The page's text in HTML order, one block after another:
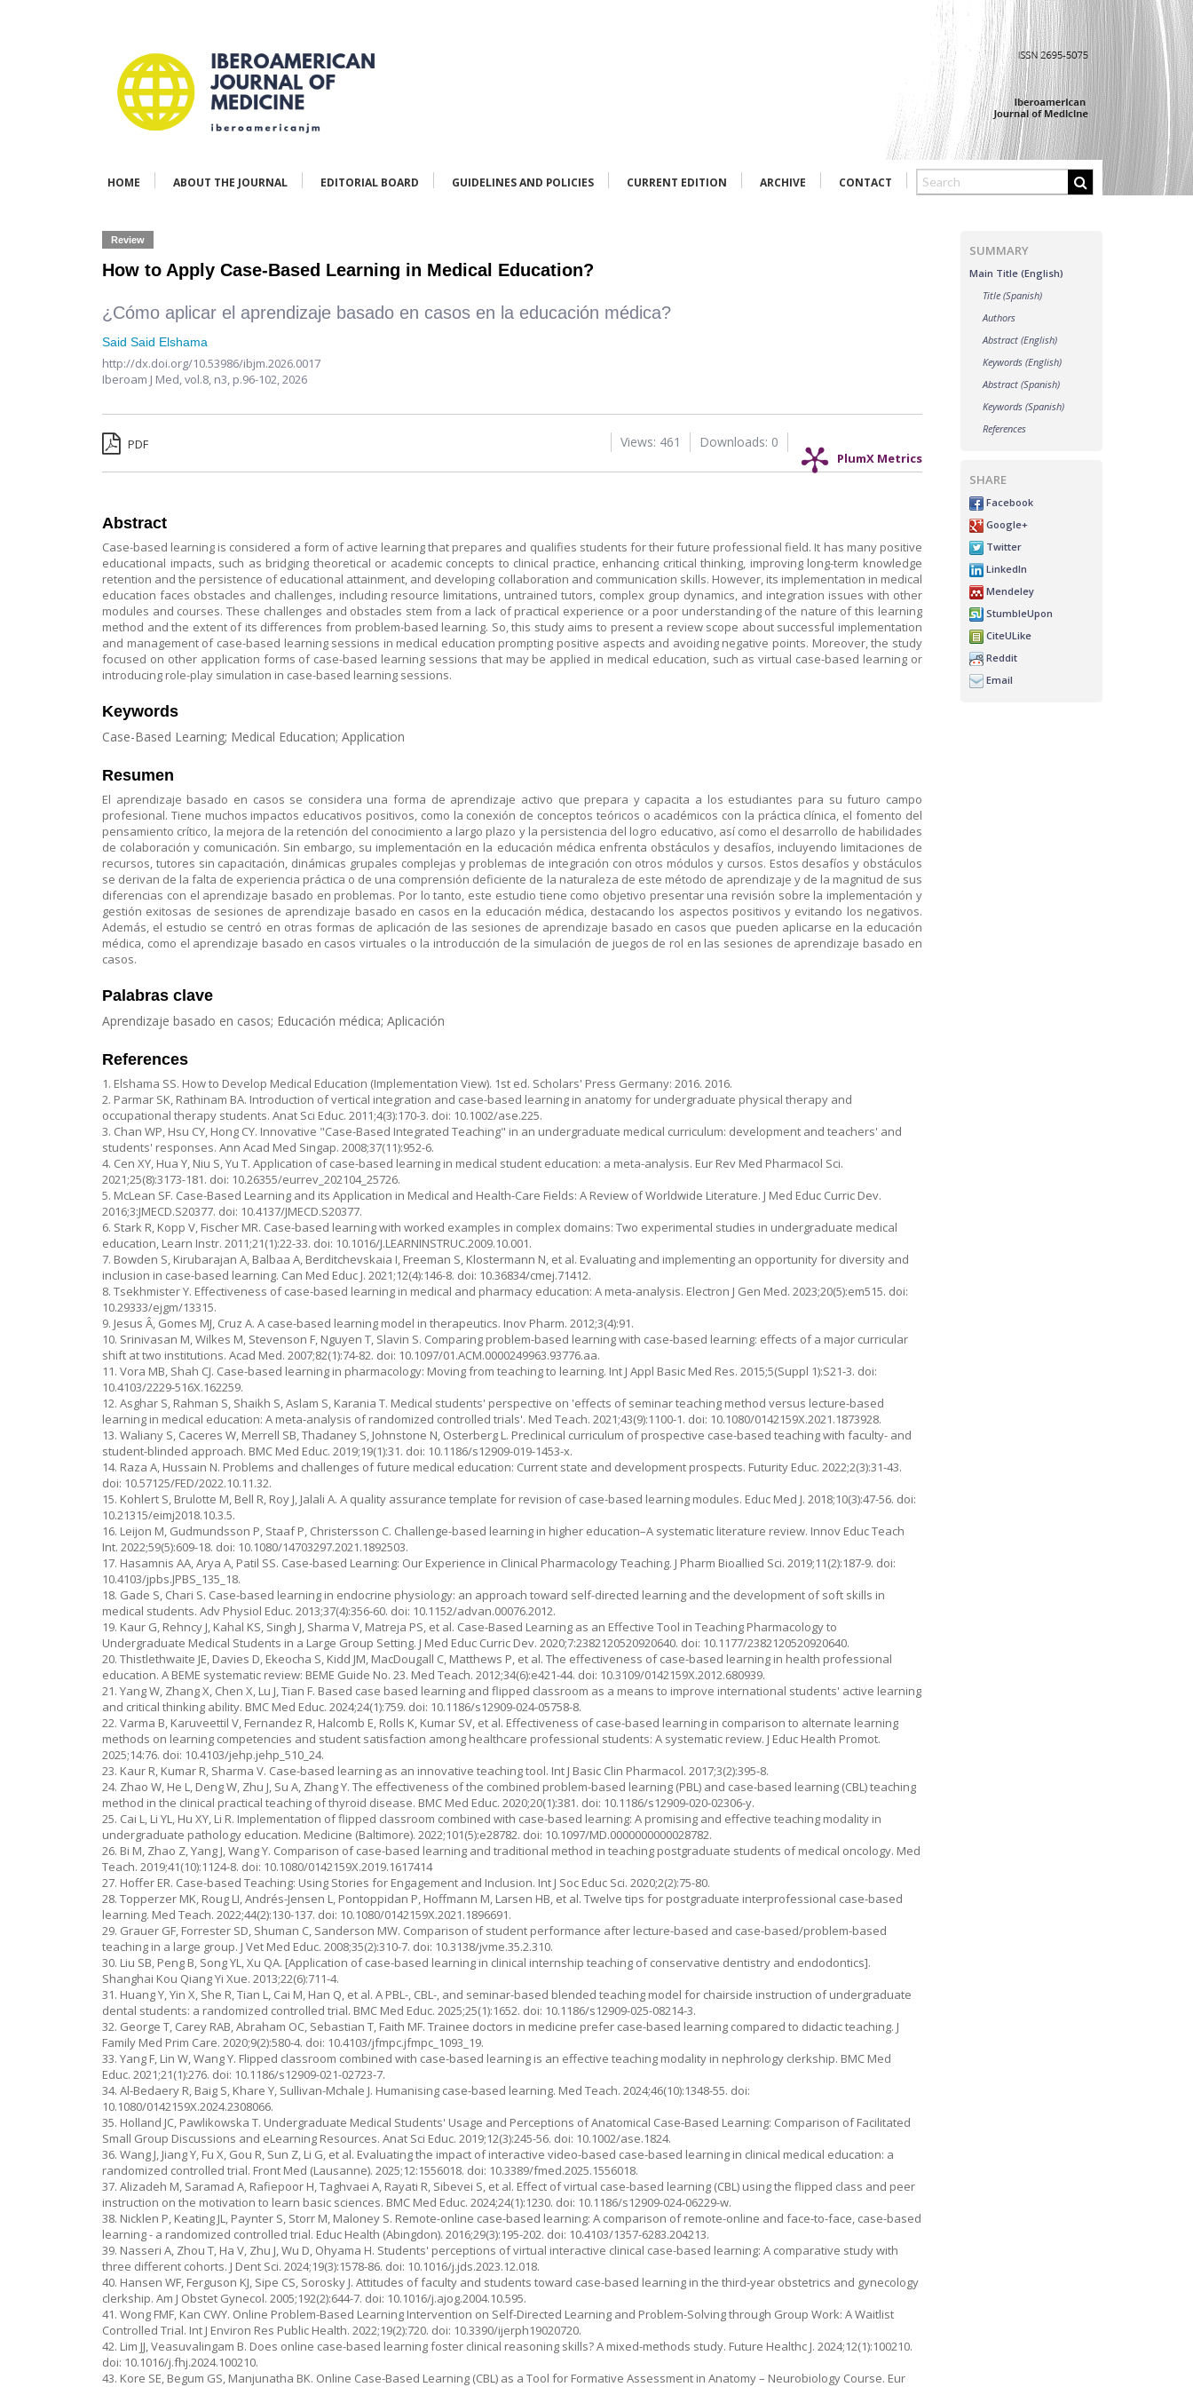
HOME ABOUT THE JOURNAL EDITORIAL BOARD GUIDELINES AND POLICIES CURRENT EDITION ARCHIVE CONTACT
Review
How to Apply Case-Based Learning in Medical Education?
¿Cómo aplicar el aprendizaje basado en casos en la educación médica?
Said Said Elshama
http://dx.doi.org/10.53986/ibjm.2026.0017
Iberoam J Med,vol.8, n3, p.96-102, 2026
PDF
PlumX Metrics
Downloads: 0
Views: 461
Abstract
Case-based learning is considered a form of active learning that prepares and qualifies students for their future professional field. It has many positive
educational impacts, such as bridging theoretical or academic concepts to clinical practice, enhancing critical thinking, improving long-term knowledge
retention and the persistence of educational attainment, and developing collaboration and communication skills. However, its implementation in medical
education faces obstacles and challenges, including resource limitations, untrained tutors, complex group dynamics, and integration issues with other
modules and courses. These challenges and obstacles stem from a lack of practical experience or a poor understanding of the nature of this learning
method and the extent of its differences from problem-based learning. So, this study aims to present a review scope about successful implementation
and management of case-based learning sessions in medical education prompting positive aspects and avoiding negative points. Moreover, the study
focused on other application forms of case-based learning sessions that may be applied in medical education, such as virtual case-based learning or
introducing role-play simulation in case-based learning sessions.
Keywords
Case-Based Learning; Medical Education; Application
Resumen
El aprendizaje basado en casos se considera una forma de aprendizaje activo que prepara y capacita a los estudiantes para su futuro campo
profesional. Tiene muchos impactos educativos positivos, como la conexión de conceptos teóricos o académicos con la práctica clínica, el fomento del
pensamiento crítico, la mejora de la retención del conocimiento a largo plazo y la persistencia del logro educativo, así como el desarrollo de habilidades
de colaboración y comunicación. Sin embargo, su implementación en la educación médica enfrenta obstáculos y desafíos, incluyendo limitaciones de
recursos, tutores sin capacitación, dinámicas grupales complejas y problemas de integración con otros módulos y cursos. Estos desafíos y obstáculos
se derivan de la falta de experiencia práctica o de una comprensión deficiente de la naturaleza de este método de aprendizaje y de la magnitud de sus
diferencias con el aprendizaje basado en problemas. Por lo tanto, este estudio tiene como objetivo presentar una revisión sobre la implementación y
gestión exitosas de sesiones de aprendizaje basado en casos en la educación médica, destacando los aspectos positivos y evitando los negativos.
Además, el estudio se centró en otras formas de aplicación de las sesiones de aprendizaje basado en casos que pueden aplicarse en la educación
médica, como el aprendizaje basado en casos virtuales o la introducción de la simulación de juegos de rol en las sesiones de aprendizaje basado en
casos.
Palabras clave
Aprendizaje basado en casos; Educación médica; Aplicación
References
1. Elshama SS. How to Develop Medical Education (Implementation View). 1st ed. Scholars' Press Germany: 2016. 2016.
2. Parmar SK, Rathinam BA. Introduction of vertical integration and case-based learning in anatomy for undergraduate physical therapy and
occupational therapy students. Anat Sci Educ. 2011;4(3):170-3. doi: 10.1002/ase.225.
3. Chan WP, Hsu CY, Hong CY. Innovative "Case-Based Integrated Teaching" in an undergraduate medical curriculum: development and teachers' and
students' responses. Ann Acad Med Singap. 2008;37(11):952-6.
4. Cen XY, Hua Y, Niu S, Yu T. Application of case-based learning in medical student education: a meta-analysis. Eur Rev Med Pharmacol Sci.
2021;25(8):3173-181. doi: 10.26355/eurrev_202104_25726.
5. McLean SF. Case-Based Learning and its Application in Medical and Health-Care Fields: A Review of Worldwide Literature. J Med Educ Curric Dev.
2016;3:JMECD.S20377. doi: 10.4137/JMECD.S20377.
6. Stark R, Kopp V, Fischer MR. Case-based learning with worked examples in complex domains: Two experimental studies in undergraduate medical
education, Learn Instr. 2011;21(1):22-33. doi: 10.1016/J.LEARNINSTRUC.2009.10.001.
7. Bowden S, Kirubarajan A, Balbaa A, Berditchevskaia I, Freeman S, Klostermann N, et al. Evaluating and implementing an opportunity for diversity and
inclusion in case-based learning. Can Med Educ J. 2021;12(4):146-8. doi: 10.36834/cmej.71412.
8. Tsekhmister Y. Effectiveness of case-based learning in medical and pharmacy education: A meta-analysis. Electron J Gen Med. 2023;20(5):em515. doi:
10.29333/ejgm/13315.
9. Jesus Â, Gomes MJ, Cruz A. A case-based learning model in therapeutics. Inov Pharm. 2012;3(4):91.
10. Srinivasan M, Wilkes M, Stevenson F, Nguyen T, Slavin S. Comparing problem-based learning with case-based learning: effects of a major curricular
shift at two institutions. Acad Med. 2007;82(1):74-82. doi: 10.1097/01.ACM.0000249963.93776.aa.
11. Vora MB, Shah CJ. Case-based learning in pharmacology: Moving from teaching to learning. Int J Appl Basic Med Res. 2015;5(Suppl 1):S21-3. doi:
10.4103/2229-516X.162259.
12. Asghar S, Rahman S, Shaikh S, Aslam S, Karania T. Medical students' perspective on 'effects of seminar teaching method versus lecture-based
learning in medical education: A meta-analysis of randomized controlled trials'. Med Teach. 2021;43(9):1100-1. doi: 10.1080/0142159X.2021.1873928.
13. Waliany S, Caceres W, Merrell SB, Thadaney S, Johnstone N, Osterberg L. Preclinical curriculum of prospective case-based teaching with faculty- and
student-blinded approach. BMC Med Educ. 2019;19(1):31. doi: 10.1186/s12909-019-1453-x.
14. Raza A, Hussain N. Problems and challenges of future medical education: Current state and development prospects. Futurity Educ. 2022;2(3):31-43.
doi: 10.57125/FED/2022.10.11.32.
15. Kohlert S, Brulotte M, Bell R, Roy J, Jalali A. A quality assurance template for revision of case-based learning modules. Educ Med J. 2018;10(3):47-56. doi:
10.21315/eimj2018.10.3.5.
16. Leijon M, Gudmundsson P, Staaf P, Christersson C. Challenge-based learning in higher education–A systematic literature review. Innov Educ Teach
Int. 2022;59(5):609-18. doi: 10.1080/14703297.2021.1892503.
17. Hasamnis AA, Arya A, Patil SS. Case-based Learning: Our Experience in Clinical Pharmacology Teaching. J Pharm Bioallied Sci. 2019;11(2):187-9. doi:
10.4103/jpbs.JPBS_135_18.
18. Gade S, Chari S. Case-based learning in endocrine physiology: an approach toward self-directed learning and the development of soft skills in
medical students. Adv Physiol Educ. 2013;37(4):356-60. doi: 10.1152/advan.00076.2012.
19. Kaur G, Rehncy J, Kahal KS, Singh J, Sharma V, Matreja PS, et al. Case-Based Learning as an Effective Tool in Teaching Pharmacology to
Undergraduate Medical Students in a Large Group Setting. J Med Educ Curric Dev. 2020;7:2382120520920640. doi: 10.1177/2382120520920640.
20. Thistlethwaite JE, Davies D, Ekeocha S, Kidd JM, MacDougall C, Matthews P, et al. The effectiveness of case-based learning in health professional
education. A BEME systematic review: BEME Guide No. 23. Med Teach. 2012;34(6):e421-44. doi: 10.3109/0142159X.2012.680939.
21. Yang W, Zhang X, Chen X, Lu J, Tian F. Based case based learning and flipped classroom as a means to improve international students' active learning
and critical thinking ability. BMC Med Educ. 2024;24(1):759. doi: 10.1186/s12909-024-05758-8.
22. Varma B, Karuveettil V, Fernandez R, Halcomb E, Rolls K, Kumar SV, et al. Effectiveness of case-based learning in comparison to alternate learning
methods on learning competencies and student satisfaction among healthcare professional students: A systematic review. J Educ Health Promot.
2025;14:76. doi: 10.4103/jehp.jehp_510_24.
23. Kaur R, Kumar R, Sharma V. Case-based learning as an innovative teaching tool. Int J Basic Clin Pharmacol. 2017;3(2):395-8.
24. Zhao W, He L, Deng W, Zhu J, Su A, Zhang Y. The effectiveness of the combined problem-based learning (PBL) and case-based learning (CBL) teaching
method in the clinical practical teaching of thyroid disease. BMC Med Educ. 2020;20(1):381. doi: 10.1186/s12909-020-02306-y.
25. Cai L, Li YL, Hu XY, Li R. Implementation of flipped classroom combined with case-based learning: A promising and effective teaching modality in
undergraduate pathology education. Medicine (Baltimore). 2022;101(5):e28782. doi: 10.1097/MD.0000000000028782.
26. Bi M, Zhao Z, Yang J, Wang Y. Comparison of case-based learning and traditional method in teaching postgraduate students of medical oncology. Med
Teach. 2019;41(10):1124-8. doi: 10.1080/0142159X.2019.1617414
27. Hoffer ER. Case-based Teaching: Using Stories for Engagement and Inclusion. Int J Soc Educ Sci. 2020;2(2):75-80.
28. Topperzer MK, Roug LI, Andrés-Jensen L, Pontoppidan P, Hoffmann M, Larsen HB, et al. Twelve tips for postgraduate interprofessional case-based
learning. Med Teach. 2022;44(2):130-137. doi: 10.1080/0142159X.2021.1896691.
29. Grauer GF, Forrester SD, Shuman C, Sanderson MW. Comparison of student performance after lecture-based and case-based/problem-based
teaching in a large group. J Vet Med Educ. 2008;35(2):310-7. doi: 10.3138/jvme.35.2.310.
30. Liu SB, Peng B, Song YL, Xu QA. [Application of case-based learning in clinical internship teaching of conservative dentistry and endodontics].
Shanghai Kou Qiang Yi Xue. 2013;22(6):711-4.
31. Huang Y, Yin X, She R, Tian L, Cai M, Han Q, et al. A PBL-, CBL-, and seminar-based blended teaching model for chairside instruction of undergraduate
dental students: a randomized controlled trial. BMC Med Educ. 2025;25(1):1652. doi: 10.1186/s12909-025-08214-3.
32. George T, Carey RAB, Abraham OC, Sebastian T, Faith MF. Trainee doctors in medicine prefer case-based learning compared to didactic teaching. J
Family Med Prim Care. 2020;9(2):580-4. doi: 10.4103/jfmpc.jfmpc_1093_19.
33. Yang F, Lin W, Wang Y. Flipped classroom combined with case-based learning is an effective teaching modality in nephrology clerkship. BMC Med
Educ. 2021;21(1):276. doi: 10.1186/s12909-021-02723-7.
34. Al-Bedaery R, Baig S, Khare Y, Sullivan-Mchale J. Humanising case-based learning. Med Teach. 2024;46(10):1348-55. doi:
10.1080/0142159X.2024.2308066.
35. Holland JC, Pawlikowska T. Undergraduate Medical Students' Usage and Perceptions of Anatomical Case-Based Learning: Comparison of Facilitated
Small Group Discussions and eLearning Resources. Anat Sci Educ. 2019;12(3):245-56. doi: 10.1002/ase.1824.
36. Wang J, Jiang Y, Fu X, Gou R, Sun Z, Li G, et al. Evaluating the impact of interactive video-based case-based learning in clinical medical education: a
randomized controlled trial. Front Med (Lausanne). 2025;12:1556018. doi: 10.3389/fmed.2025.1556018.
37. Alizadeh M, Saramad A, Rafiepoor H, Taghvaei A, Rayati R, Sibevei S, et al. Effect of virtual case-based learning (CBL) using the flipped class and peer
instruction on the motivation to learn basic sciences. BMC Med Educ. 2024;24(1):1230. doi: 10.1186/s12909-024-06229-w.
38. Nicklen P, Keating JL, Paynter S, Storr M, Maloney S. Remote-online case-based learning: A comparison of remote-online and face-to-face, case-based
learning - a randomized controlled trial. Educ Health (Abingdon). 2016;29(3):195-202. doi: 10.4103/1357-6283.204213.
39. Nasseri A, Zhou T, Ha V, Zhu J, Wu D, Ohyama H. Students' perceptions of virtual interactive clinical case-based learning: A comparative study with
three different cohorts. J Dent Sci. 2024;19(3):1578-86. doi: 10.1016/j.jds.2023.12.018.
40. Hansen WF, Ferguson KJ, Sipe CS, Sorosky J. Attitudes of faculty and students toward case-based learning in the third-year obstetrics and gynecology
clerkship. Am J Obstet Gynecol. 2005;192(2):644-7. doi: 10.1016/j.ajog.2004.10.595.
41. Wong FMF, Kan CWY. Online Problem-Based Learning Intervention on Self-Directed Learning and Problem-Solving through Group Work: A Waitlist
Controlled Trial. Int J Environ Res Public Health. 2022;19(2):720. doi: 10.3390/ijerph19020720.
42. Lim JJ, Veasuvalingam B. Does online case-based learning foster clinical reasoning skills? A mixed-methods study. Future Healthc J. 2024;12(1):100210.
doi: 10.1016/j.fhj.2024.100210.
43. Kore SE, Begum GS, Manjunatha BK. Online Case-Based Learning (CBL) as a Tool for Formative Assessment in Anatomy – Neurobiology Course. Eur
SUMMARY
Main Title (English)
Title (Spanish)
Authors
Abstract (English)
Keywords (English)
Abstract (Spanish)
Keywords (Spanish)
References
SHARE
Facebook
Google+
Twitter
LinkedIn
Mendeley
StumbleUpon
CiteULike
Reddit
Email